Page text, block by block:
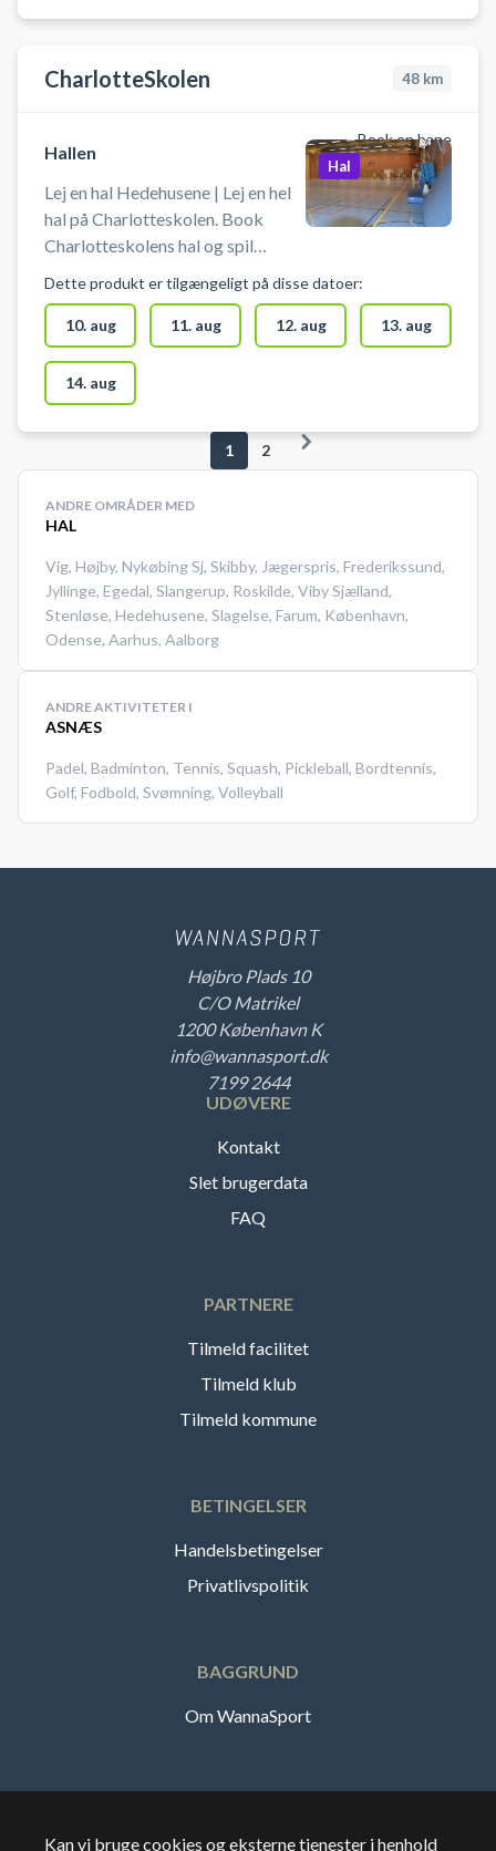
CharlotteSkolen 48 km
Book en bane
Hallen
Lej en hal Hedehusene | Lej en hel
hal på Charlotteskolen. Book
Charlotteskolens hal og spil
Booking af hallen kan bruges til
blandt andet indendørs fodbold,
håndbold, basketball og
badminton. Der er net, mål og
kurve til rådighed. Der er mulighed
for omklædning og bad.
Hal
Dette produkt er tilgængeligt på disse datoer:
10. aug 11. aug 12. aug 13. aug
14. aug
1 2
ANDRE OMRÅDER MED
HAL
Vig, Højby, Nykøbing Sj, Skibby, Jægerspris, Frederikssund,
Jyllinge, Egedal, Slangerup, Roskilde, Viby Sjælland,
Stenløse, Hedehusene, Slagelse, Farum, København,
Odense, Aarhus, Aalborg
ANDRE AKTIVITETER I
ASNÆS
Padel, Badminton, Tennis, Squash, Pickleball, Bordtennis,
Golf, Fodbold, Svømning, Volleyball
Højbro Plads 10
C/O Matrikel
1200 København K
info@wannasport.dk
7199 2644
UDØVERE
Kontakt
Slet brugerdata
FAQ
PARTNERE
Tilmeld facilitet
Tilmeld klub
Tilmeld kommune
BETINGELSER
Handelsbetingelser
Privatlivspolitik
BAGGRUND
Om WannaSport
Kan vi bruge cookies og eksterne tjenester i henhold